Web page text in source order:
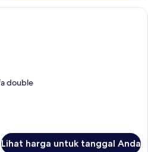
Suite Superior | Seprai premium,
double
Lihat harga untuk tanggal Anda